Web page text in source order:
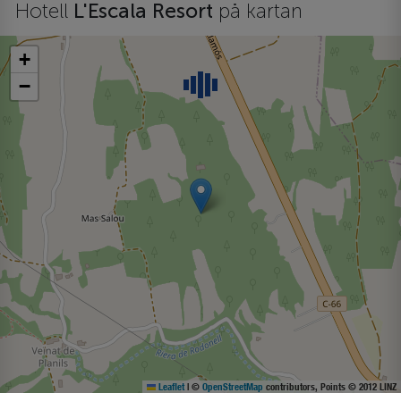
Hotell L'Escala Resort på kartan
+
−
Leaflet | © OpenStreetMap contributors, Points © 2012 LINZ